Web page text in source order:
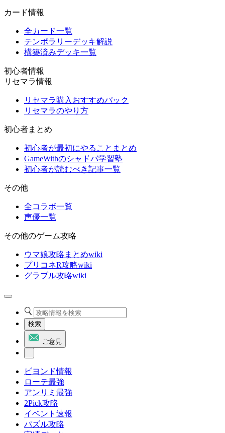
カード情報
全カード一覧
テンポラリーデッキ解説
構築済みデッキ一覧
初心者情報
リセマラ情報
リセマラ購入おすすめパック
リセマラのやり方
初心者まとめ
初心者が最初にやることまとめ
GameWithのシャドバ学習塾
初心者が読むべき記事一覧
その他
全コラボ一覧
声優一覧
その他のゲーム攻略
ウマ娘攻略まとめwiki
プリコネR攻略wiki
グラブル攻略wiki
検索
ご意見
ビヨンド情報
ローテ最強
アンリミ最強
2Pick攻略
イベント速報
パズル攻略